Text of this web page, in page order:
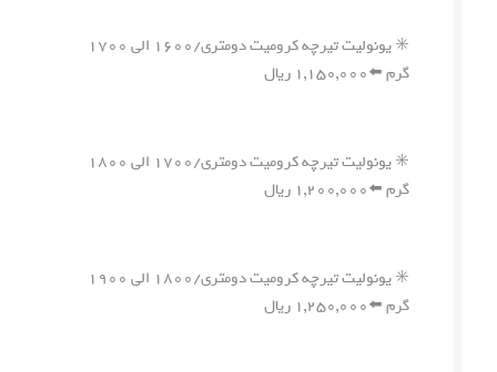
✳️ یونولیت تیرچه کرومیت دومتری/۱۶۰۰ الی ۱۷۰۰
گرم ⬅️۱,۱۵۰,۰۰۰ ریال
✳️ یونولیت تیرچه کرومیت دومتری/۱۷۰۰ الی ۱۸۰۰
گرم ⬅️۱,۲۰۰,۰۰۰ ریال
✳️ یونولیت تیرچه کرومیت دومتری/۱۸۰۰ الی ۱۹۰۰
گرم ⬅️۱,۲۵۰,۰۰۰ ریال